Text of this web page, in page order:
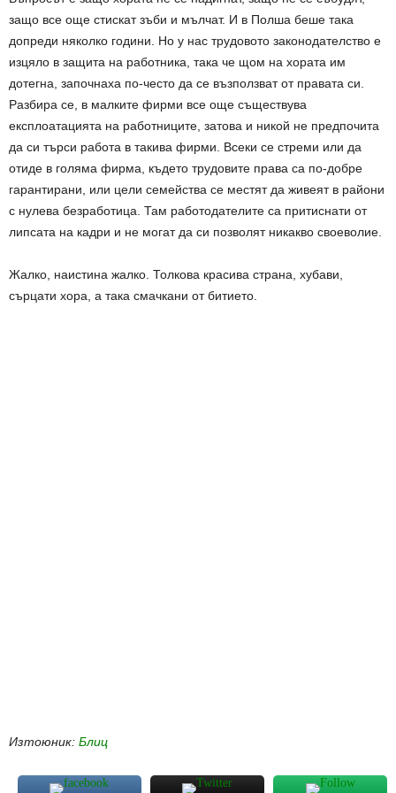
защо все още стискат зъби и мълчат. И в Полша беше така
допреди няколко години. Но у нас трудовото законодателство е
изцяло в защита на работника, така че щом на хората им
дотегна, започнаха по-често да се възползват от правата си.
Разбира се, в малките фирми все още съществува
експлоатацията на работниците, затова и никой не предпочита
да си търси работа в такива фирми. Всеки се стреми или да
отиде в голяма фирма, където трудовите права са по-добре
гарантирани, или цели семейства се местят да живеят в райони
с нулева безработица. Там работодателите са притиснати от
липсата на кадри и не могат да си позволят никакво своеволие.
Жалко, наистина жалко. Толкова красива страна, хубави,
сърцати хора, а така смачкани от битието.
Изтоюник: Блиц